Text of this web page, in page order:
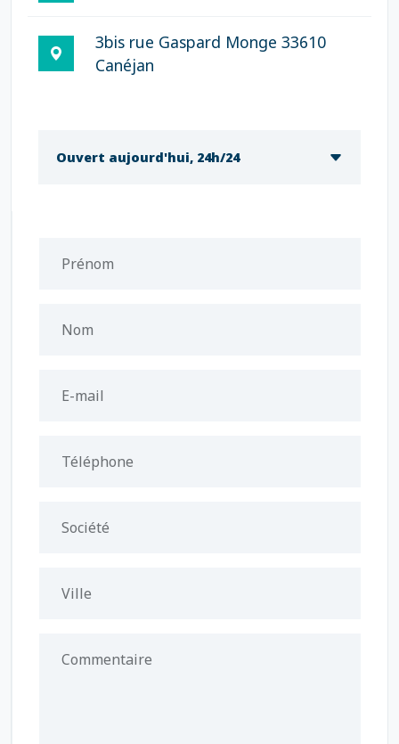
3bis rue Gaspard Monge 33610
Canéjan
Ouvert aujourd'hui, 24h/24
Prénom
Nom
E-mail
Téléphone
Société
Ville
Commentaire